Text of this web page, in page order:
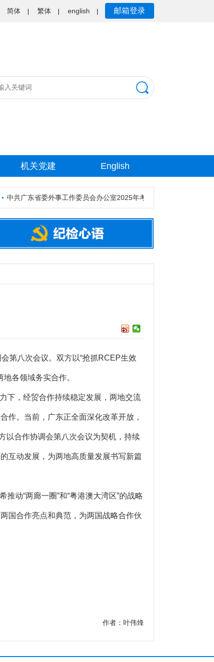
简体 繁体 english 邮箱登录
机关党建 English
中共广东省委外事工作委员会办公室2025年考试录用公务员资格审核
第八次会议。双方以“抢抓RCEP生效
各领域务实合作。
下，经贸合作持续稳定发展，两地交流
作。当前，广东正全面深化改革开放，
以合作协调会第八次会议为契机，持续
互动发展，为两地高质量发展书写新篇
动“两廊一圈”和“粤港澳大湾区”的战略
国合作亮点和典范，为两国战略合作伙
作者：叶伟烽